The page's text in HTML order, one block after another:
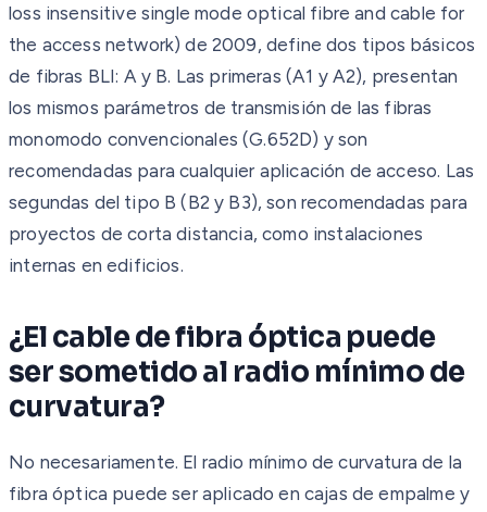
loss insensitive single mode optical fibre and cable for
the access network) de 2009, define dos tipos básicos
de fibras BLI: A y B. Las primeras (A1 y A2), presentan
los mismos parámetros de transmisión de las fibras
monomodo convencionales (G.652D) y son
recomendadas para cualquier aplicación de acceso. Las
segundas del tipo B (B2 y B3), son recomendadas para
proyectos de corta distancia, como instalaciones
internas en edificios.
¿El cable de fibra óptica puede
ser sometido al radio mínimo de
curvatura?
No necesariamente. El radio mínimo de curvatura de la
fibra óptica puede ser aplicado en cajas de empalme y